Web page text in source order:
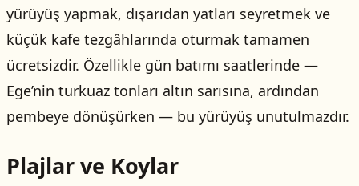
yürüyüş yapmak, dışarıdan yatları seyretmek ve
küçük kafe tezgâhlarında oturmak tamamen
ücretsizdir. Özellikle gün batımı saatlerinde —
Ege’nin turkuaz tonları altın sarısına, ardından
pembeye dönüşürken — bu yürüyüş unutulmazdır.
Plajlar ve Koylar